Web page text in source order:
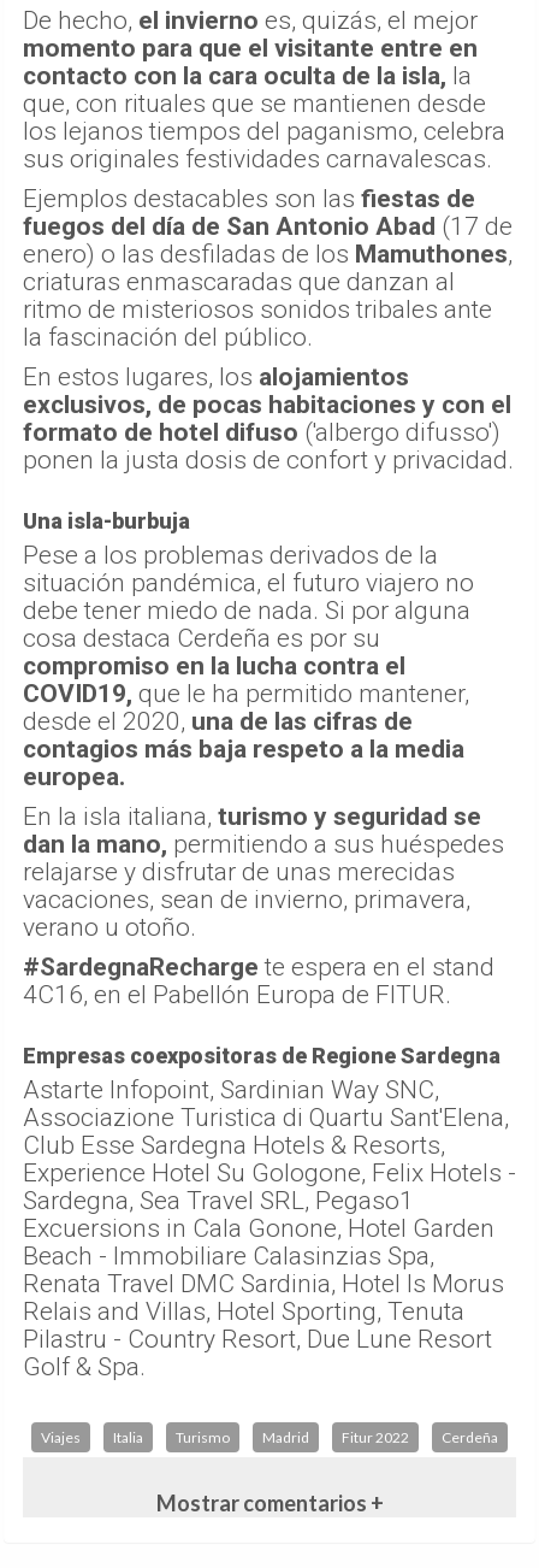
sólo un destino de verano.
De hecho,el inviernoes, quizás, el mejor
momento para que el visitante entre en
contacto con la cara oculta de la isla,la
que, con rituales que se mantienen desde
los lejanos tiempos del paganismo, celebra
sus originales festividades carnavalescas.
Ejemplos destacables son lasfiestas de
fuegos del día de San Antonio Abad(17 de
enero) o las desfiladas de losMamuthones
criaturas enmascaradas que danzan al
ritmo de misteriosos sonidos tribales ante
la fascinación del público.
En estos lugares, losalojamientos
exclusivos, de pocas habitaciones y con el
formato de hotel difuso('albergo difusso')
Una isla-burbuja
Pese a los problemas derivados de la
situación pandémica, el futuro viajero no
debe tener miedo de nada. Si por alguna
cosa destaca Cerdeña es por su
compromiso en la lucha contra el
COVID19,que le ha permitido mantener,
desde el 2020, una de las cifras de
contagios más baja respeto a la media
europea.
En la isla italiana,turismo y seguridad se
dan la mano,permitiendo a sus huéspedes
relajarse y disfrutar de unas merecidas
vacaciones, sean de invierno, primavera,
verano u otoño.
#SardegnaRechargete espera en el stand
Empresas coexpositoras de Regione Sardegna
Astarte Infopoint, Sardinian Way SNC,
Associazione Turistica di Quartu Sant'Elena,
Club Esse Sardegna Hotels & Resorts,
Experience Hotel Su Gologone, Felix Hotels -
Sardegna, Sea Travel SRL, Pegaso1
Excuersions in Cala Gonone, Hotel Garden
Beach - Immobiliare Calasinzias Spa,
Renata Travel DMC Sardinia, Hotel Is Morus
Relais and Villas, Hotel Sporting, Tenuta
Pilastru - Country Resort, Due Lune Resort